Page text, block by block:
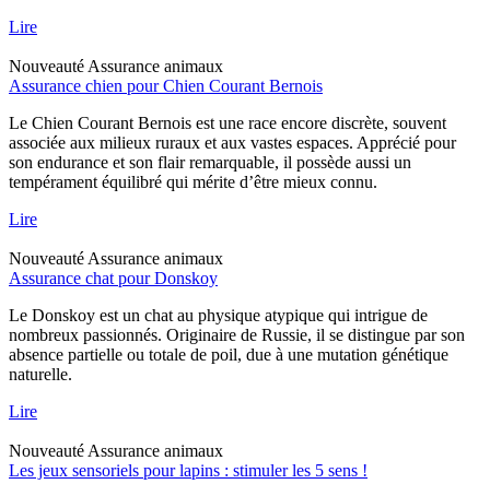
Lire
Nouveauté Assurance animaux
Assurance chien pour Chien Courant Bernois
Le Chien Courant Bernois est une race encore discrète, souvent
associée aux milieux ruraux et aux vastes espaces. Apprécié pour
son endurance et son flair remarquable, il possède aussi un
tempérament équilibré qui mérite d’être mieux connu.
Lire
Nouveauté Assurance animaux
Assurance chat pour Donskoy
Le Donskoy est un chat au physique atypique qui intrigue de
nombreux passionnés. Originaire de Russie, il se distingue par son
absence partielle ou totale de poil, due à une mutation génétique
naturelle.
Lire
Nouveauté Assurance animaux
Les jeux sensoriels pour lapins : stimuler les 5 sens !